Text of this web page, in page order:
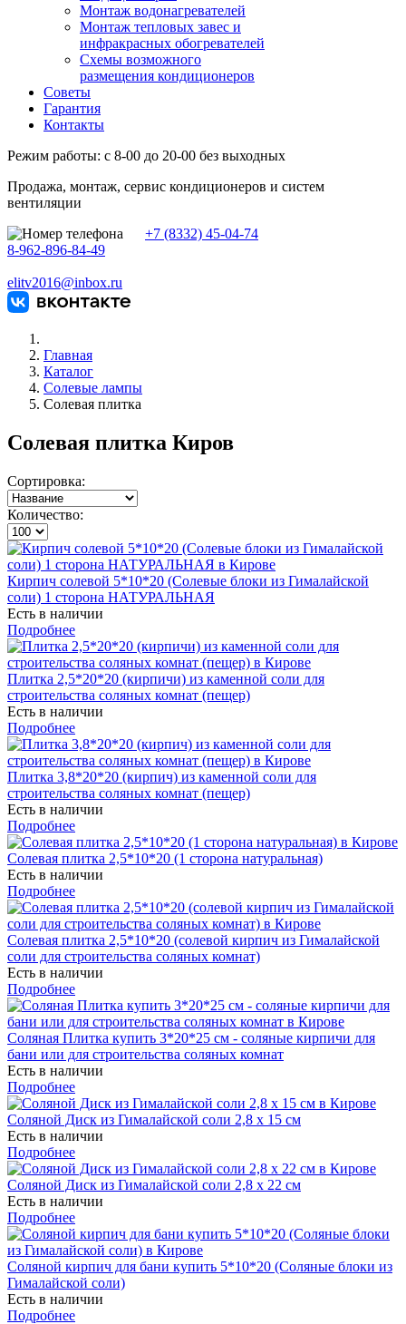
Монтаж водонагревателей
Монтаж тепловых завес и
инфракрасных обогревателей
Схемы возможного
размещения кондиционеров
Советы
Гарантия
Контакты
Режим работы: с 8-00 до 20-00 без выходных
Продажа, монтаж, сервис кондиционеров и систем
вентиляции
+7 (8332) 45-04-74
8-962-896-84-49
elitv2016@inbox.ru
Главная
Каталог
Солевые лампы
Солевая плитка
Солевая плитка Киров
Сортировка:
Количество:
Кирпич солевой 5*10*20 (Солевые блоки из Гималайской
соли) 1 сторона НАТУРАЛЬНАЯ
Есть в наличии
Подробнее
Плитка 2,5*20*20 (кирпичи) из каменной соли для
строительства соляных комнат (пещер)
Есть в наличии
Подробнее
Плитка 3,8*20*20 (кирпич) из каменной соли для
строительства соляных комнат (пещер)
Есть в наличии
Подробнее
Солевая плитка 2,5*10*20 (1 сторона натуральная)
Есть в наличии
Подробнее
Солевая плитка 2,5*10*20 (солевой кирпич из Гималайской
соли для строительства соляных комнат)
Есть в наличии
Подробнее
Соляная Плитка купить 3*20*25 см - соляные кирпичи для
бани или для строительства соляных комнат
Есть в наличии
Подробнее
Соляной Диск из Гималайской соли 2,8 х 15 см
Есть в наличии
Подробнее
Соляной Диск из Гималайской соли 2,8 х 22 см
Есть в наличии
Подробнее
Соляной кирпич для бани купить 5*10*20 (Соляные блоки из
Гималайской соли)
Есть в наличии
Подробнее